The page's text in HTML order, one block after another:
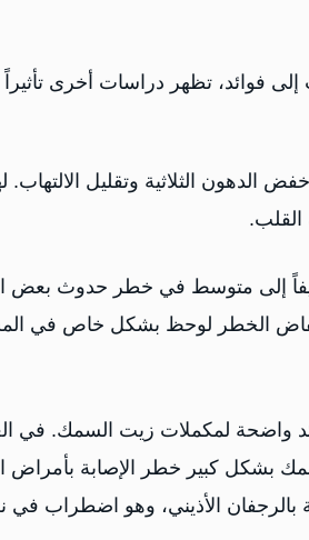
فوائد، تظهر دراسات أخرى
- 3» الدهنية خفض الدهون الثلاثية
إلى متوسط في خطر حدوث بعض
واضحة لمكملات زيت السمك. في
بشكل كبير خطر الإصابة بأمراض
بالرجفان الأذيني، وهو اضطراب